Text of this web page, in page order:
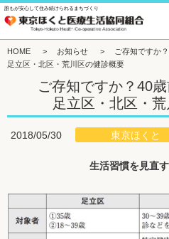
誰もが安心して住み続けられるまちづくり
HOME > お知らせ >
ご存知ですか
足立区・北区・荒川区の健診概要
ご存知ですか？40
足立区・北区・
2018/05/30 東京ほくと
生活習慣を見直